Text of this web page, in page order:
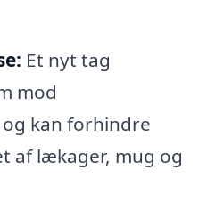
Et nyt tag
mod
kan forhindre
af lækager, mug og